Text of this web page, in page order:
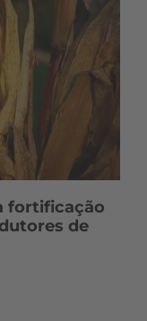
fortificação
de